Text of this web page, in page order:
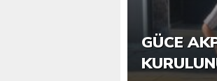
6. GÜCE
GÜCE